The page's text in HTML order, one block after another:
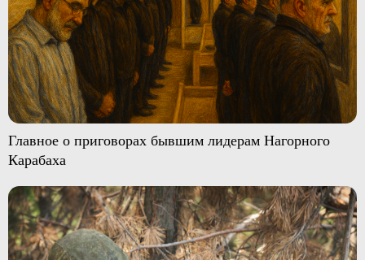
Главное о приговорах бывшим лидерам Нагорного
Карабаха